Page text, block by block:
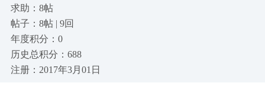
求助：8帖
帖子：8帖 | 9回
年度积分：0
历史总积分：688
注册：2017年3月01日